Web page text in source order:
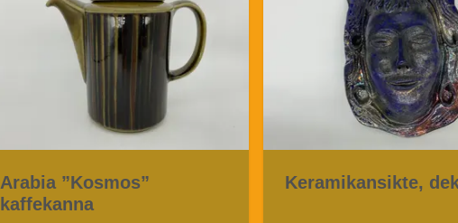
Arabia ”Kosmos”
kaffekanna
Keramikansikte,